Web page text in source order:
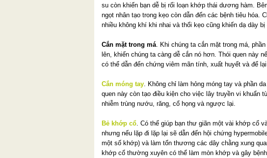
su còn khiến bạn dễ bị rối loạn khớp thái dương hàm.
ngọt nhân tạo trong kẹo còn dẫn đến các bệnh tiêu hóa.
nhiều không khí khi nhai và thổi kẹo cũng khiến dạ dày bị
Cắn mặt trong má . Khi chúng ta cắn mặt trong má,
lên, khiến chúng ta càng dễ cắn nó hơn. Thói quen này
có thể dẫn đến chứng viêm mãn tính, xuất huyết và để lại
Cắn móng tay . Không chỉ làm hỏng móng tay và phần
quen này còn tạo điều kiện cho việc lây truyền vi khuẩn
nhiễm trùng nướu, răng, cổ họng và ngược lại.
Bẻ khớp cổ . Có thể giúp bạn thư giãn một vài khớp cổ
nhưng nếu lặp đi lặp lại sẽ dẫn đến hội chứng
một số khớp) và làm tổn thương các dây chằng xung
khớp cổ thường xuyên có thể làm mòn khớp và gây